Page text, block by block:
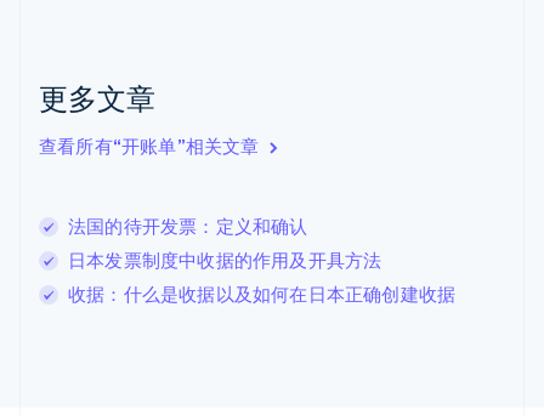
更多文章
查看所有“开账单”相关文章
法国的待开发票：定义和确认
日本发票制度中收据的作用及开具方法
收据：什么是收据以及如何在日本正确创建收据
立陶宛
列支敦士登
FrançaisDeutschEnglish
罗马尼亚
English
马尔他